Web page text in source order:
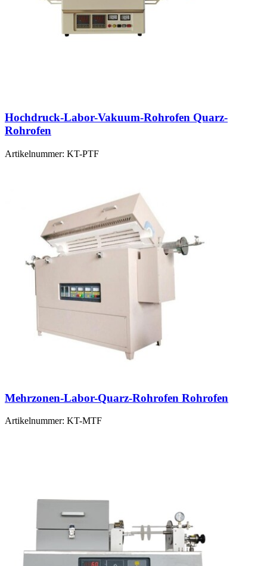
Hochdruck-Labor-Vakuum-Rohrofen Quarz-
Rohrofen
Artikelnummer: KT-PTF
Mehrzonen-Labor-Quarz-Rohrofen Rohrofen
Artikelnummer: KT-MTF